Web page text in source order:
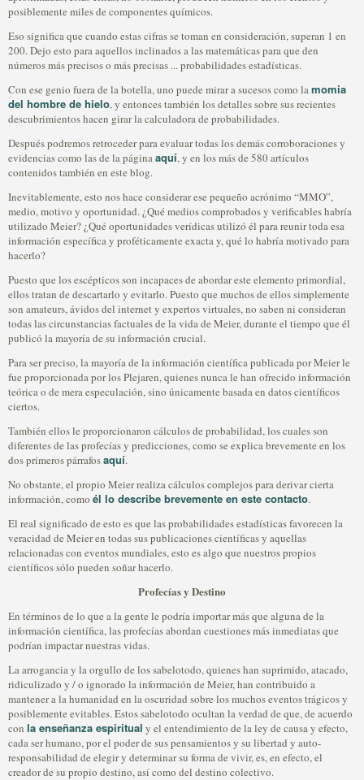
posiblemente miles de componentes químicos.
Eso significa que cuando estas cifras se toman en consideración, superan 1 en
200. Dejo esto para aquellos inclinados a las matemáticas para que den
números más precisos o más precisas ... probabilidades estadísticas.
Con ese genio fuera de la botella, uno puede mirar a sucesos como lamomia
del hombre de hielo, y entonces también los detalles sobre sus recientes
descubrimientos hacen girar la calculadora de probabilidades.
Después podremos retroceder para evaluar todas los demás corroboraciones y
evidencias como las de la páginaaquí, y en los más de 580 artículos
contenidos también en este blog.
Inevitablemente, esto nos hace considerar ese pequeño acrónimo “MMO”,
medio, motivo y oportunidad. ¿Qué medios comprobados y verificables habría
utilizado Meier? ¿Qué oportunidades verídicas utilizó él para reunir toda esa
información específica y proféticamente exacta y, qué lo habría motivado para
hacerlo?
Puesto que los escépticos son incapaces de abordar este elemento primordial,
ellos tratan de descartarlo y evitarlo. Puesto que muchos de ellos simplemente
son amateurs, ávidos del internet y expertos virtuales, no saben ni consideran
todas las circunstancias factuales de la vida de Meier, durante el tiempo que él
publicó la mayoría de su información crucial.
Para ser preciso, la mayoría de la información científica publicada por Meier le
fue proporcionada por los Plejaren, quienes nunca le han ofrecido información
teórica o de mera especulación, sino únicamente basada en datos científicos
ciertos.
También ellos le proporcionaron cálculos de probabilidad, los cuales son
diferentes de las profecías y predicciones, como se explica brevemente en los
dos primeros párrafosaquí.
No obstante, el propio Meier realiza cálculos complejos para derivar cierta
información, como él lo describe brevemente en este contacto.
El real significado de esto es que las probabilidades estadísticas favorecen la
veracidad de Meier en todas sus publicaciones científicas y aquellas
relacionadas con eventos mundiales, esto es algo que nuestros propios
científicos sólo pueden soñar hacerlo.
Profecías y Destino
En términos de lo que a la gente le podría importar más que alguna de la
información científica, las profecías abordan cuestiones más inmediatas que
podrían impactar nuestras vidas.
La arrogancia y la orgullo de los sabelotodo, quienes han suprimido, atacado,
ridiculizado y / o ignorado la información de Meier, han contribuido a
mantener a la humanidad en la oscuridad sobre los muchos eventos trágicos y
posiblemente evitables. Estos sabelotodo ocultan la verdad de que, de acuerdo
con la enseñanza espiritual y el entendimiento de la ley de causa y efecto,
cada ser humano, por el poder de sus pensamientos y su libertad y auto-
responsabilidad de elegir y determinar su forma de vivir, es, en efecto, el
creador de su propio destino, así como del destino colectivo.